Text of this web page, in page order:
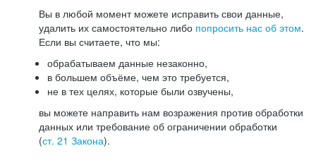
Вы в любой момент можете исправить свои данные,
удалить их самостоятельно либо попросить нас об этом.
Если вы считаете, что мы:
обрабатываем данные незаконно,
в большем объёме, чем это требуется,
не в тех целях, которые были озвучены,
вы можете направить нам возражения против обработки
данных или требование об ограничении обработки
(ст. 21 Закона).